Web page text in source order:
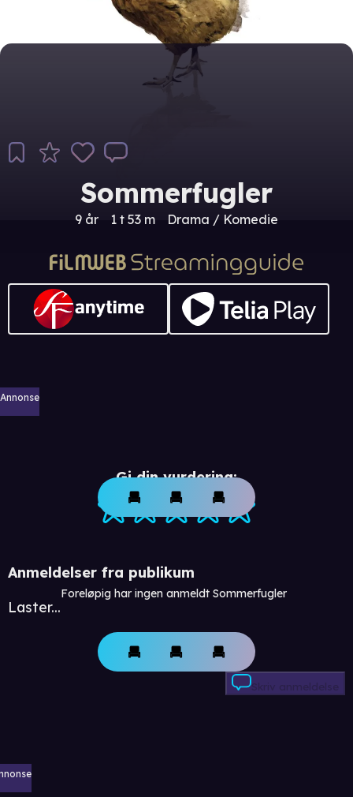
Sommerfugler
9 år 1 t 53 m Drama / Komedie
Annonse
Gi din vurdering:
Anmeldelser fra publikum
Laster...
Foreløpig har ingen anmeldt Sommerfugler
Skriv anmeldelse